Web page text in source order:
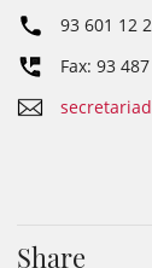
93 601 12
Fax: 93
Share